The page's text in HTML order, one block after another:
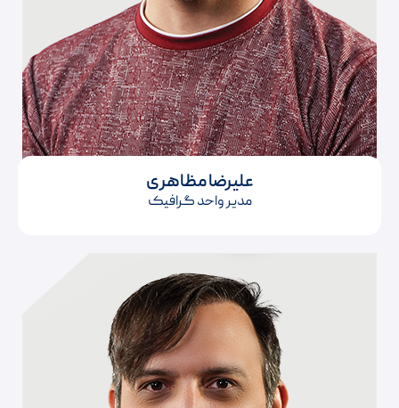
علیرضا مظاهری
مدیر واحد گرافیک